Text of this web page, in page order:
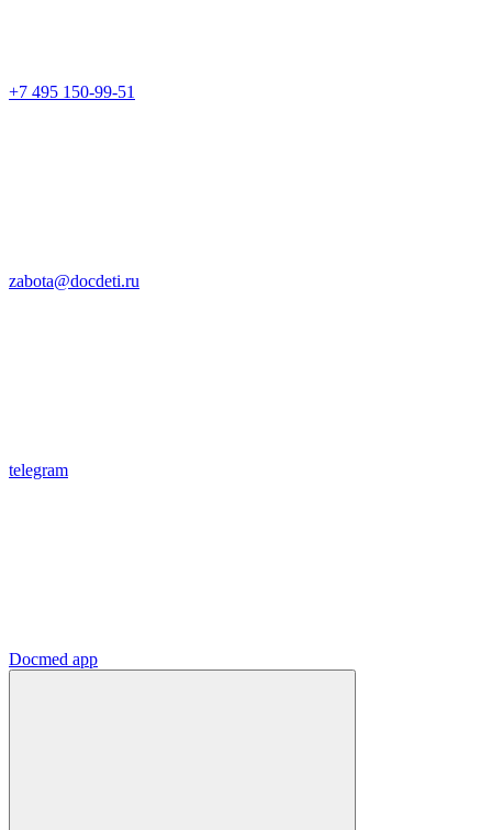
+7 495 150-99-51
zabota@docdeti.ru
telegram
Docmed app